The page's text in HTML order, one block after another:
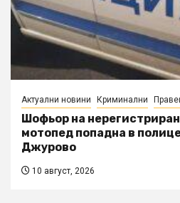
Актуални новини Криминални
Шофьор на
мотопед попадна в
Джурово
10 август, 2026